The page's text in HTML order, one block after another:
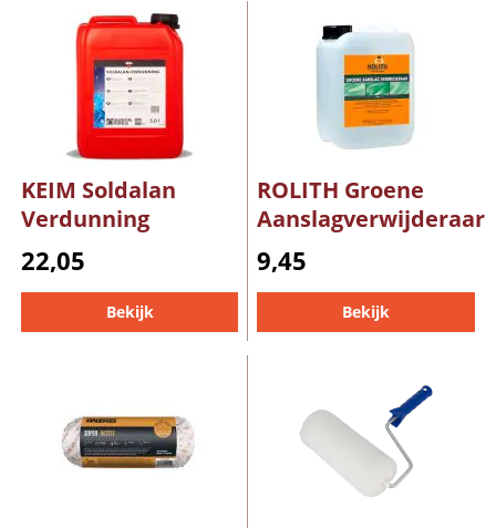
KEIM Soldalan
Verdunning
22,05
Bekijk
ROLITH Groene
Aanslagverwijderaar
9,45
Bekijk